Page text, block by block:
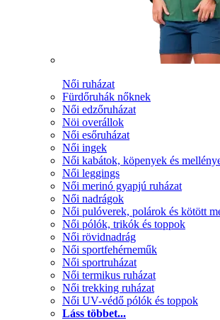
Női ruházat
Fürdőruhák nőknek
Női edzőruházat
Nöi overállok
Női esőruházat
Női ingek
Női kabátok, köpenyek és
Női leggings
Női merinó gyapjú ruházat
Női nadrágok
Női pulóverek, polárok és kötött
Női pólók, trikók és toppok
Női rövidnadrág
Női sportfehérneműk
Női sportruházat
Női termikus ruházat
Női trekking ruházat
Női UV-védő pólók és toppok
Láss többet...